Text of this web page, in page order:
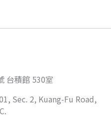
台積館 530室
Sec. 2, Kuang-Fu Road,